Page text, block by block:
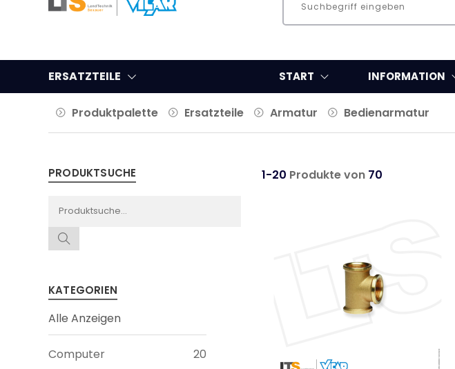
ERSATZTEILE START INFORMATION
Produktpalette Ersatzteile Armatur Bedienarmatur
PRODUKTSUCHE
KATEGORIEN
Alle Anzeigen
Computer 20
1-20 Produkte von 70